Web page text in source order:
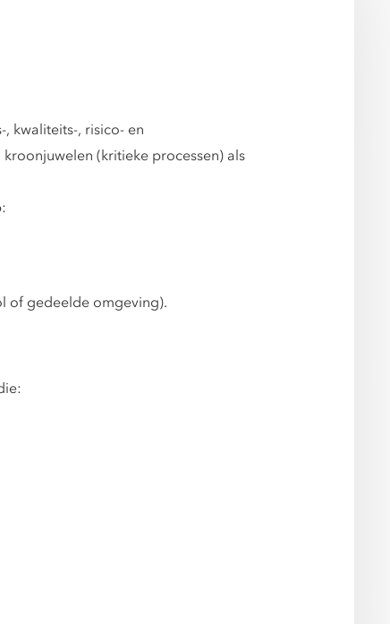
kwaliteits-, risico- en
(kritieke processen) als
of gedeelde omgeving).